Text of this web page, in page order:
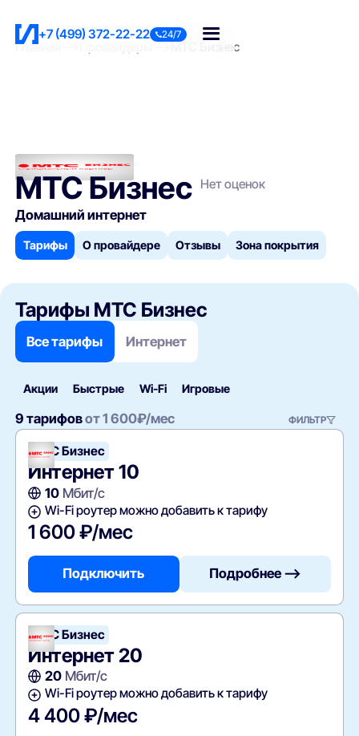
+7 (499) 372-22-22 24/7
Главная МТС Бизнес
МТС Бизнес
Домашний интернет
Нет оценок
Тарифы О провайдере Отзывы Зона покрытия
Тарифы МТС Бизнес
Все тарифы Интернет
Акции Быстрые Wi‑Fi Игровые
9 тарифовот1 600₽/мес ФИЛЬТР
МТС Бизнес
Интернет 10
10Мбит/с
Wi-Fi роутер можно добавить к тарифу
1 600 ₽/мес
Подключить Подробнее —>
МТС Бизнес
Интернет 20
20Мбит/с
Wi-Fi роутер можно добавить к тарифу
4 400 ₽/мес